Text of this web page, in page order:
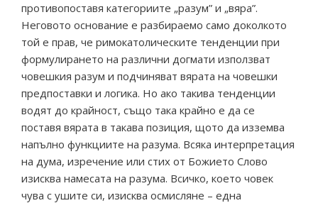
противопоставя категориите „разум” и „вяра”.
Неговото основание е разбираемо само доколкото
той е прав, че римокатолическите тенденции при
формулирането на различни догмати използват
човешкия разум и подчиняват вярата на човешки
предпоставки и логика. Но ако такива тенденции
водят до крайност, също така крайно е да се
поставя вярата в такава позиция, щото да изземва
напълно функциите на разума. Всяка интерпретация
на дума, изречение или стих от Божието Слово
изисква намесата на разума. Всичко, което човек
чува с ушите си, изисква осмисляне – една